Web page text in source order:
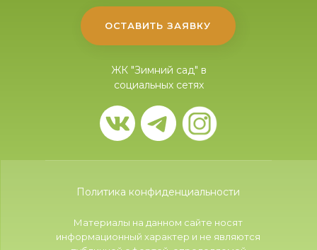
Материалы на данном сайте носят
информационный характер и не являются
Политика конфиденциальности
ОСТАВИТЬ ЗАЯВКУ
ЖК "Зимний сад" в
социальных сетях